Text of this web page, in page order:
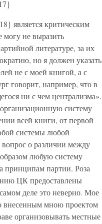
является критическим
не выразить
литературе, за их
но я должен указать
не с моей книгой, а с
говорит, например, что в
ни с чем централизма».
систему
всей книги, от первой
системы любой
о различии между
любую систему
принципам партии. Роза
ЦК предоставлены
деле это неверно. Мое
внесенным мною проектом
организовывать местные